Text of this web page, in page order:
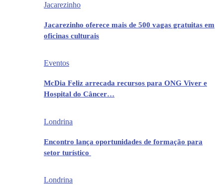
Jacarezinho
Jacarezinho oferece mais de 500 vagas gratuitas em
oficinas culturais
Eventos
McDia Feliz arrecada recursos para ONG Viver e
Hospital do Câncer…
Londrina
Encontro lança oportunidades de formação para
setor turístico
Londrina